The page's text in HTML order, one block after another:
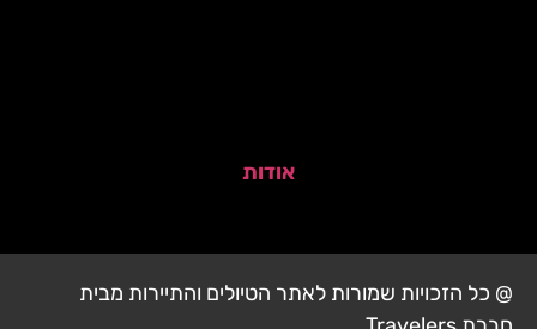
אודות
@ כל הזכויות שמורות לאתר הטיולים והתיירות מבית